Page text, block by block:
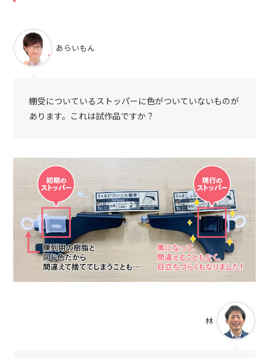
あらいもん
棚受についているストッパーに色がついていないものが
あります。これは試作品ですか？
林